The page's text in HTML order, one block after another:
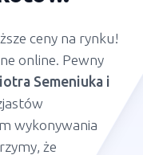
ceny na rynku!
online. Pewny
Semeniuka i
wykonywania
że